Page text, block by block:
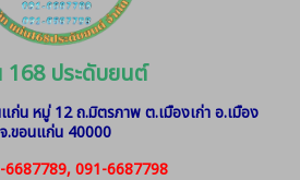
168 ประดับยนต์
ก่น หมู่ 12ถ.มิตรภาพ ต.เมืองเก่า อ.เมือง
จ.ขอนแก่น 40000
6687789, 091-6687798